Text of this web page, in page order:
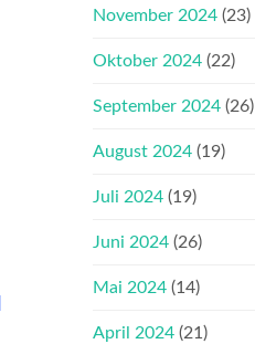
November 2024 (23)
Oktober 2024 (22)
September 2024 (26)
August 2024 (19)
Juli 2024 (19)
Juni 2024 (26)
Mai 2024 (14)
April 2024 (21)